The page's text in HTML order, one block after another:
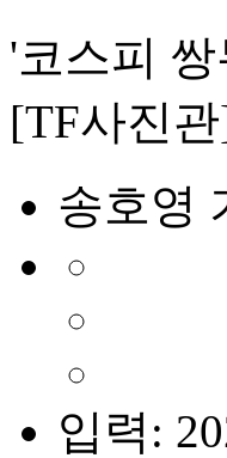
'코스피
[TF사진
송호영
입력: